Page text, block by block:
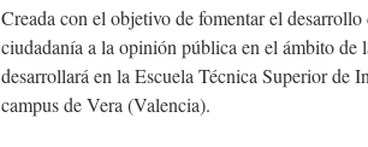
Creada con el objetivo de fomentar el
ciudadanía a la opinión pública en el ámbito de
desarrollará en la Escuela Técnica Superior de
campus de Vera (Valencia).